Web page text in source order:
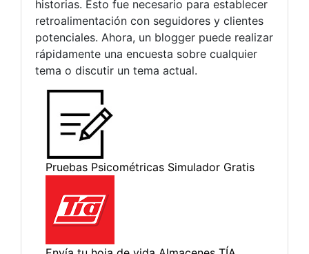
historias. Esto fue necesario para establecer
retroalimentación con seguidores y clientes
potenciales. Ahora, un blogger puede realizar
rápidamente una encuesta sobre cualquier
tema o discutir un tema actual.